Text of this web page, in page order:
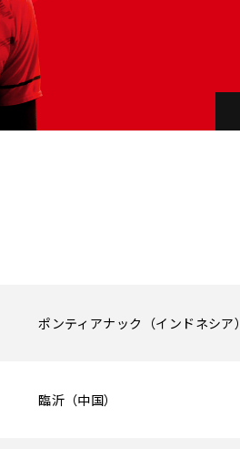
ポンティアナック（インドネシア）
臨沂（中国）